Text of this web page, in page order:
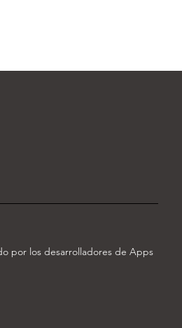
por los desarrolladores de Apps